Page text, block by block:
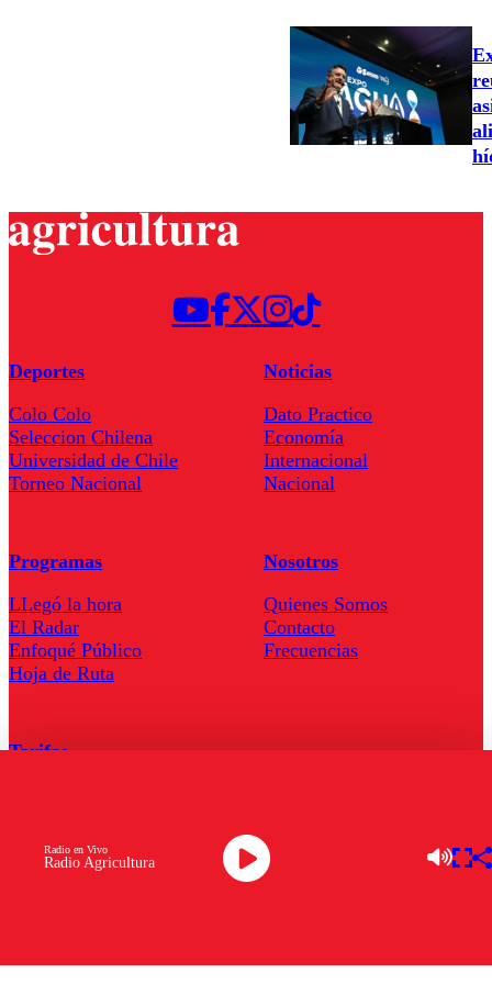
Radio Agricultura
Radio en Vivo
Deportes
Colo Colo
Seleccion Chilena
Universidad de Chile
Torneo Nacional
Noticias
Dato Practico
Economía
Internacional
Nacional
Programas
LLegó la hora
El Radar
Enfoqué Público
Hoja de Ruta
Nosotros
Quienes Somos
Contacto
Frecuencias
Tarifas
Descarga la APP